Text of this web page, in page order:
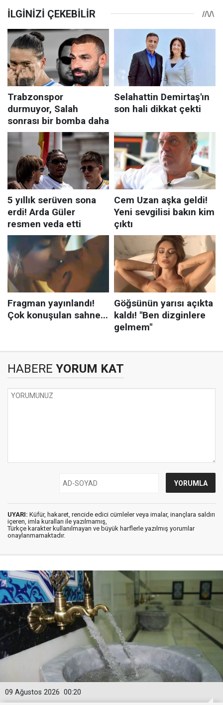
HABERE YORUM KAT
UYARI: Küfür, hakaret, rencide edici cümleler veya imalar, inançlara saldırı
içeren, imla kuralları ile yazılmamış,
Türkçe karakter kullanılmayan ve büyük harflerle yazılmış yorumlar
onaylanmamaktadır.
00:20
09 Ağustos 2026